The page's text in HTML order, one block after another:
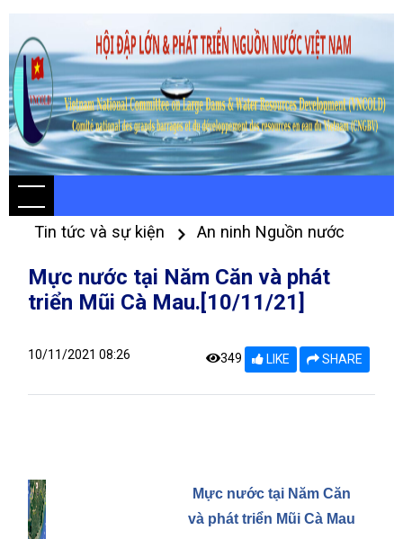
Tin tức và sự kiện An ninh Nguồn nước
Mực nước tại Năm Căn và phát
triển Mũi Cà Mau.[10/11/21]
10/11/2021 08:26 349 LIKE SHARE
Mực nước tại Năm Căn
và phát triển Mũi Cà Mau